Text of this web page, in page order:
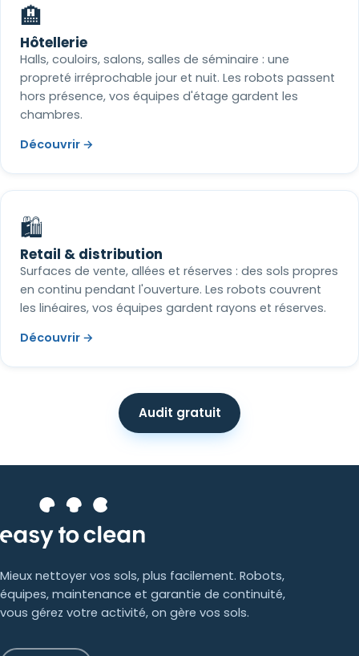
🏨
Hôtellerie
Halls, couloirs, salons, salles de séminaire : une
propreté irréprochable jour et nuit. Les robots passent
hors présence, vos équipes d'étage gardent les
chambres.
Découvrir →
🛍️
Retail & distribution
Surfaces de vente, allées et réserves : des sols propres
en continu pendant l'ouverture. Les robots couvrent
les linéaires, vos équipes gardent rayons et réserves.
Découvrir →
Audit gratuit
Mieux nettoyer vos sols, plus facilement. Robots,
équipes, maintenance et garantie de continuité,
vous gérez votre activité, on gère vos sols.